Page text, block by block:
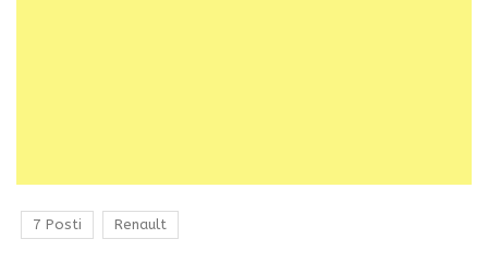
7 Posti Renault